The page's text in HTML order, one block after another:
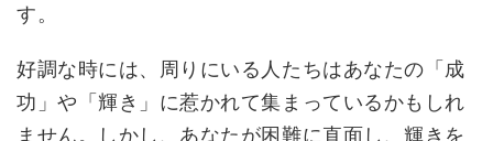
す。
好調な時には、周りにいる人たちはあなたの「成
功」や「輝き」に惹かれて集まっているかもしれ
ません。しかし、あなたが困難に直面し、輝きを